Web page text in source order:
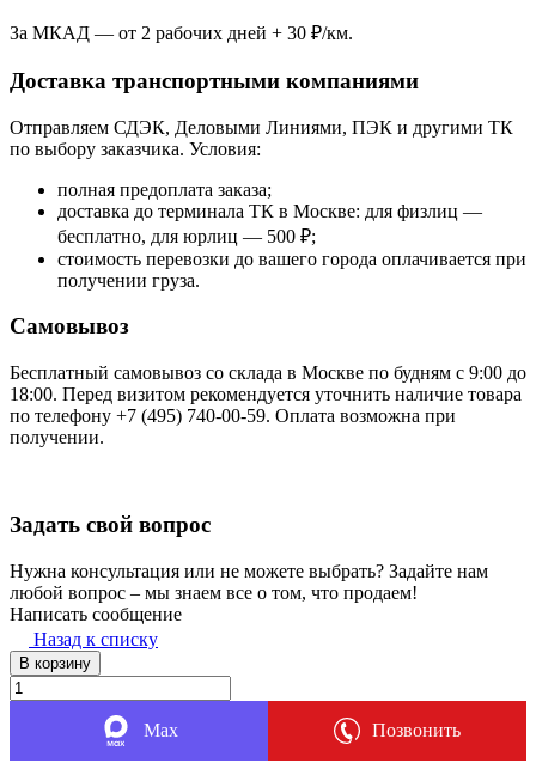
За МКАД — от 2 рабочих дней + 30 ₽/км.
Доставка транспортными компаниями
Отправляем СДЭК, Деловыми Линиями, ПЭК и другими ТК
по выбору заказчика. Условия:
полная предоплата заказа;
доставка до терминала ТК в Москве: для физлиц —
бесплатно, для юрлиц — 500 ₽;
стоимость перевозки до вашего города оплачивается при
получении груза.
Самовывоз
Бесплатный самовывоз со склада в Москве по будням с 9:00 до
18:00. Перед визитом рекомендуется уточнить наличие товара
по телефону +7 (495) 740-00-59. Оплата возможна при
получении.
Задать свой вопрос
Нужна консультация или не можете выбрать? Задайте нам
любой вопрос – мы знаем все о том, что продаем!
Написать сообщение
Назад к списку
В корзину
Max Позвонить